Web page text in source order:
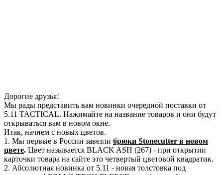
Дорогие друзья!
Мы рады представить вам новинки очередной поставки от
5.11 TACTICAL. Нажимайте на название товаров и они будут
открываться вам в новом окне.
Итак, начнем с новых цветов.
1. Мы первые в России завезли брюки Stonecutter в новом
цвете. Цвет называется BLACK ASH (267) - при открытии
карточки товара на сайте это четвертый цветовой квадратик.
2. Абсолютная новинка от 5.11 - новая толстовка под